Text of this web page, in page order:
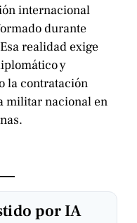
internacional
durante
realidad exige
y
la contratación
militar nacional en
por IA